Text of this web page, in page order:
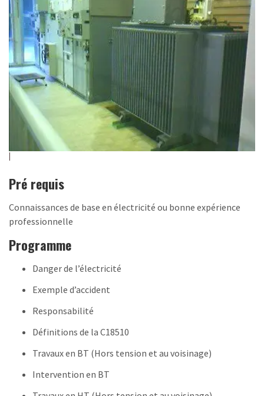
Pré requis
Connaissances de base en électricité ou bonne expérience
professionnelle
Programme
Danger de l’électricité
Exemple d’accident
Responsabilité
Définitions de la C18510
Travaux en BT (Hors tension et au voisinage)
Intervention en BT